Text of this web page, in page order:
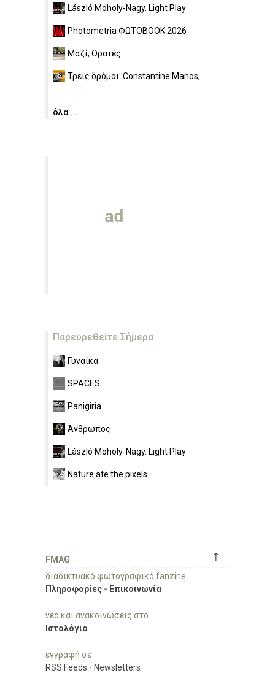
László Moholy-Nagy. Light Play
Photometria ΦΩΤΟBOOK 2026
Μαζί, Ορατές
Τρεις δρόμοι: Constantine Manos,...
όλα ...
Παρευρεθείτε Σήμερα
Γυναίκα
SPACES
Panigiria
Άνθρωπος
László Moholy-Nagy. Light Play
Nature ate the pixels
↑
FMAG
διαδικτυακό φωτογραφικό fanzine
Πληροφορίες - Επικοινωνία
νέα και ανακοινώσεις στο
Ιστολόγιο
εγγραφή σε
RSS Feeds - Newsletters